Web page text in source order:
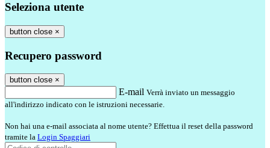
Seleziona utente
button close ×
Recupero password
button close ×
E-mail Verrà inviato un messaggio
all'indirizzo indicato con le istruzioni necessarie.
Non hai una e-mail associata al nome utente? Effettua il reset della password
tramite la Login Spaggiari